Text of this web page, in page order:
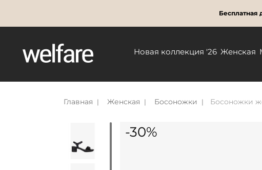
Бесплатная
Новая коллекция '26 Женская
Главная Женская Босоножки Босоножки
-30%